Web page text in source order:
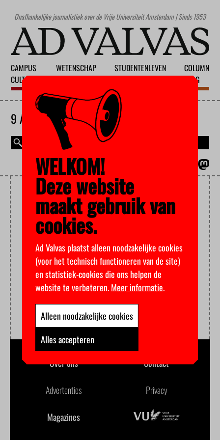
Onafhankelijke journalistiek over de Vrije Universiteit Amsterdam | Sinds 1953
CAMPUS
CULTUUR
WETENSCHAP
STUDENTENLEVEN
COLUMN
BLOG
9 AUGUSTUS 2026
VROUWENNETWERK
Over ons Contact
Advertenties Privacy
Magazines
WELKOM!
Deze website
maakt gebruik van
cookies.
Ad Valvas plaatst alleen noodzakelijke cookies
(voor het technisch functioneren van de site)
en statistiek-cookies die ons helpen de
website te verbeteren.Meer informatie.
Alleen noodzakelijke cookies
Alles accepteren